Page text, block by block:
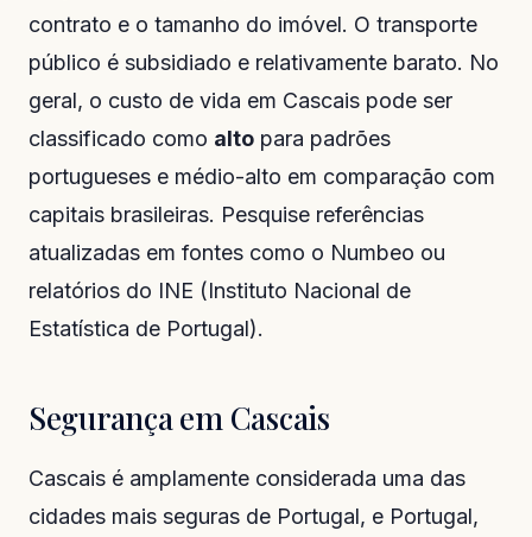
contrato e o tamanho do imóvel. O transporte
público é subsidiado e relativamente barato. No
geral, o custo de vida em Cascais pode ser
classificado como alto para padrões
portugueses e médio-alto em comparação com
capitais brasileiras. Pesquise referências
atualizadas em fontes como o Numbeo ou
relatórios do INE (Instituto Nacional de
Estatística de Portugal).
Segurança em Cascais
Cascais é amplamente considerada uma das
cidades mais seguras de Portugal, e Portugal,